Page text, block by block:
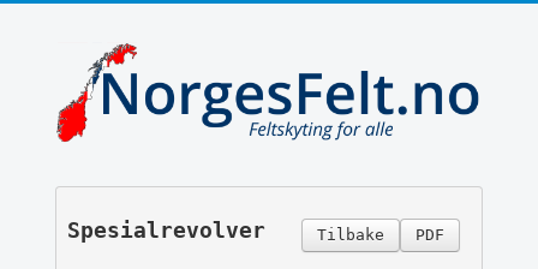
PDF
Tilbake
Spesialrevolver